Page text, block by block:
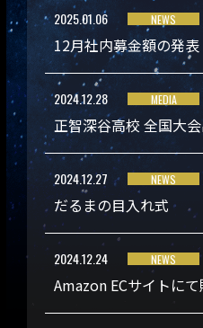
2025.01.06 NEWS
12月社内募金額の発表
2024.12.28 MEDIA
正智深谷高校 全国大
2024.12.27 NEWS
だるまの目入れ式
2024.12.24 NEWS
Amazon ECサイトに